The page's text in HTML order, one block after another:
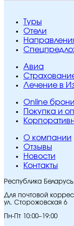
Туры
Отели
Авиа
Лечение в
Online
Покупка и
O компании
Отзывы
Новости
Контакты
Республика
Для почтовой
ул. Сторожовская 6
Пн-Пт 10:00–19:00